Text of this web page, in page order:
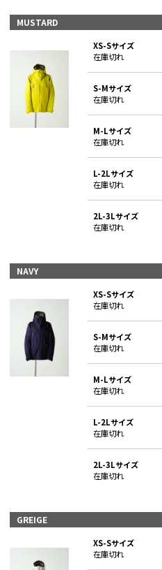
MUSTARD
XS-Sサイズ
在庫切れ
S-Mサイズ
在庫切れ
M-Lサイズ
在庫切れ
L-2Lサイズ
在庫切れ
2L-3Lサイズ
在庫切れ
NAVY
XS-Sサイズ
在庫切れ
S-Mサイズ
在庫切れ
M-Lサイズ
在庫切れ
L-2Lサイズ
在庫切れ
2L-3Lサイズ
在庫切れ
GREIGE
XS-Sサイズ
在庫切れ